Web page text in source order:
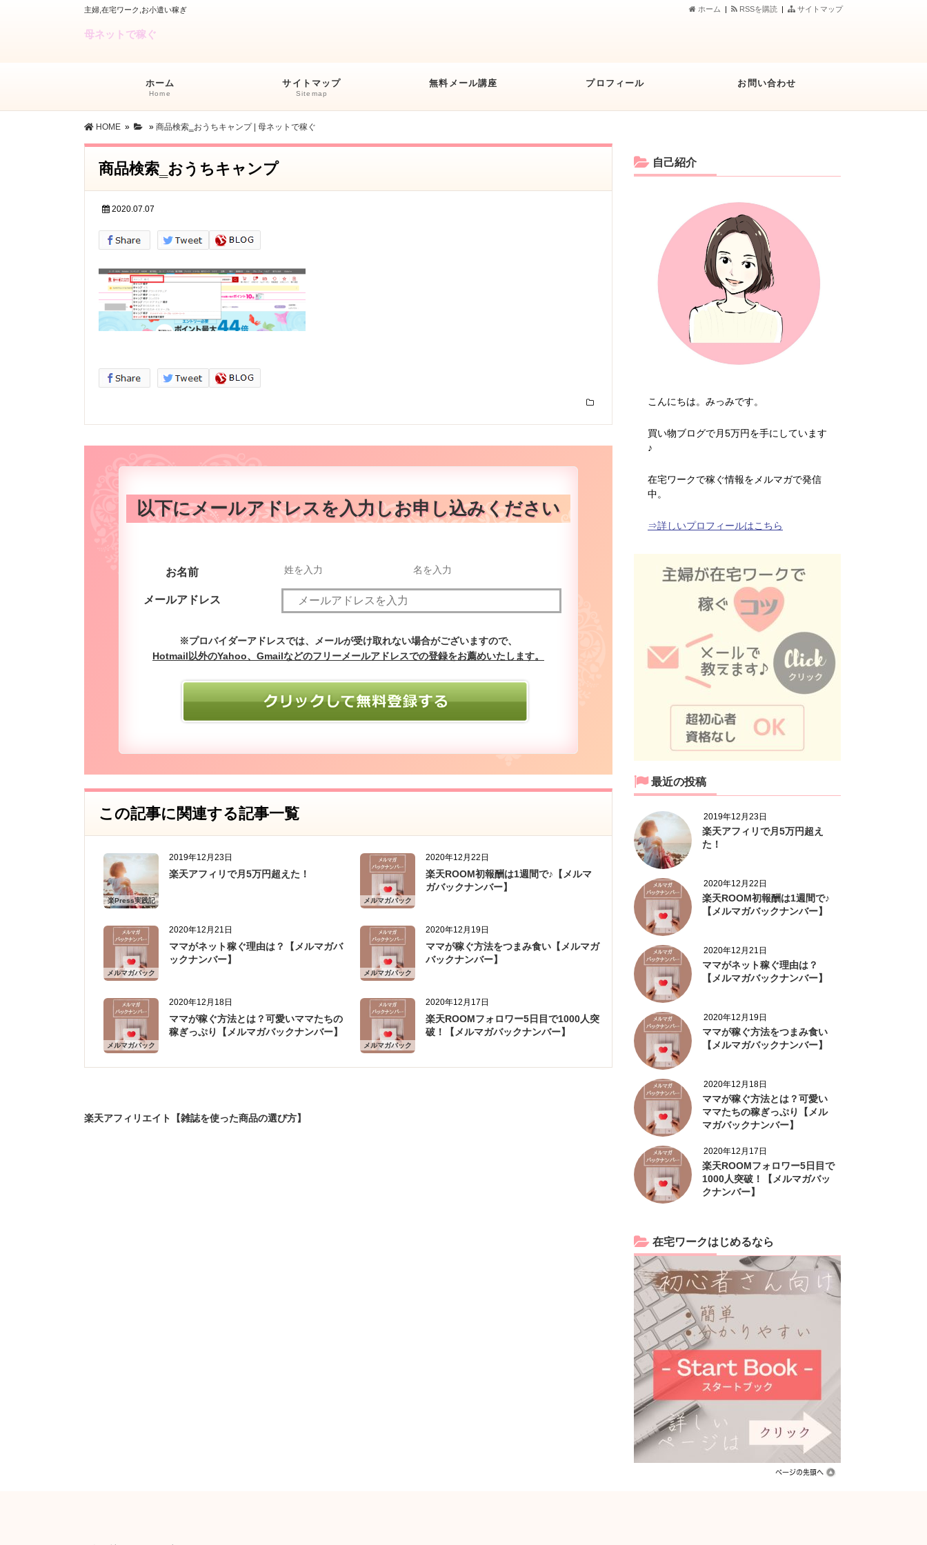
主婦,在宅ワーク,お小遣い稼ぎ サイトマップ
RSSを購読 |
ホーム |
母ネットで稼ぐ
ホーム
Home
サイトマップ
Sitemap
無料メール講座 プロフィール お問い合わせ
HOME » » 商品検索‗おうちキャンプ | 母ネットで稼ぐ
商品検索‗おうちキャンプ
2020.07.07
以下にメールアドレスを入力しお申し込みください
お名前（必須）
メールアドレス
※プロバイダーアドレスでは、メールが受け取れない場合がございますので、
Hotmail以外のYahoo、Gmailなどのフリーメールアドレスでの登録をお薦めいたします。
この記事に関連する記事一覧
楽Press実践記
2019年12月23日
楽天アフィリで月5万円超えた！
メルマガバック
ナンバー
2020年12月22日
楽天ROOM初報酬は1週間で♪【メルマ
ガバックナンバー】
メルマガバック
ナンバー
2020年12月21日
ママがネット稼ぐ理由は？【メルマガバ
ックナンバー】
メルマガバック
ナンバー
2020年12月19日
ママが稼ぐ方法をつまみ食い【メルマガ
バックナンバー】
メルマガバック
ナンバー
2020年12月18日
ママが稼ぐ方法とは？可愛いママたちの
稼ぎっぷり【メルマガバックナンバー】
メルマガバック
ナンバー
2020年12月17日
楽天ROOMフォロワー5日目で1000人突
破！【メルマガバックナンバー】
楽天アフィリエイト【雑誌を使った商品の選び方】
自己紹介
こんにちは。みっみです。
買い物ブログで月5万円を手にしています
♪
在宅ワークで稼ぐ情報をメルマガで発信
中。
⇒詳しいプロフィールはこちら
最近の投稿
2019年12月23日
楽天アフィリで月5万円超え
た！
2020年12月22日
楽天ROOM初報酬は1週間で♪
【メルマガバックナンバー】
2020年12月21日
ママがネット稼ぐ理由は？
【メルマガバックナンバー】
2020年12月19日
ママが稼ぐ方法をつまみ食い
【メルマガバックナンバー】
2020年12月18日
ママが稼ぐ方法とは？可愛い
ママたちの稼ぎっぷり【メル
マガバックナンバー】
2020年12月17日
楽天ROOMフォロワー5日目で
1000人突破！【メルマガバッ
クナンバー】
在宅ワークはじめるなら